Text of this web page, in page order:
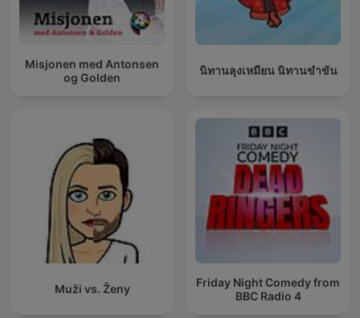
Misjonen med Antonsen
og Golden
นิทานลุงเหมียน นิทานขำขัน
Muži vs. Ženy
Friday Night Comedy from
BBC Radio 4